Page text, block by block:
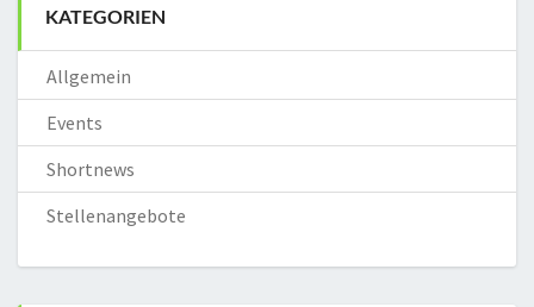
KATEGORIEN
Allgemein
Events
Shortnews
Stellenangebote